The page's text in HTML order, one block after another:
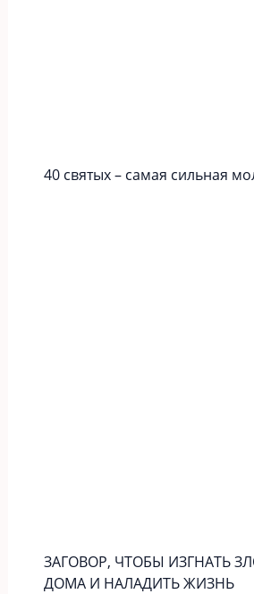
40 святых – самая сильная
ЗАГОВОР, ЧТОБЫ ИЗГНАТЬ
ДОМА И НАЛАДИТЬ ЖИЗНЬ